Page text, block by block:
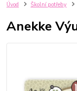
Úvod Školní potřeby
Anekke